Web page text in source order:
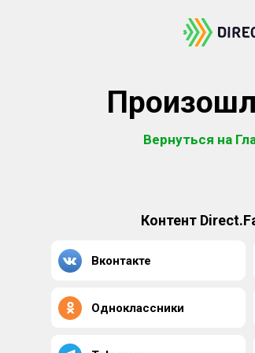
Вернуться на
Контент
Вконтакте
Одноклассники